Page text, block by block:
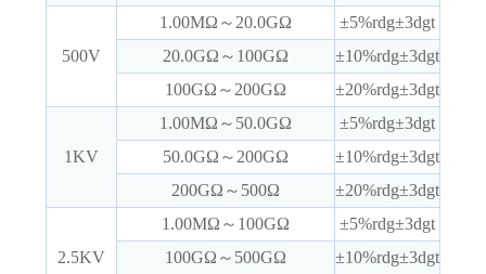
500V
1.00MΩ～20.0GΩ
±5%rdg±3dgt
20.0GΩ～100GΩ
±10%rdg±3dgt
100GΩ～200GΩ
±20%rdg±3dgt
1KV
1.00MΩ～50.0GΩ
±5%rdg±3dgt
50.0GΩ～200GΩ
±10%rdg±3dgt
200GΩ～500Ω
±20%rdg±3dgt
2.5KV
1.00MΩ～100GΩ
±5%rdg±3dgt
100GΩ～500GΩ
±10%rdg±3dgt